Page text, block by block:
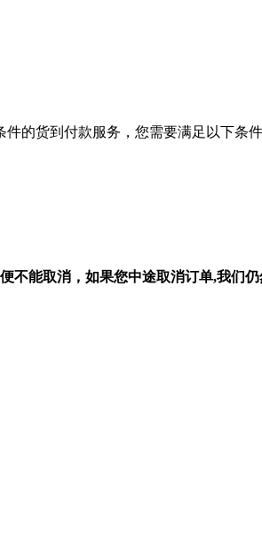
的货到付款服务，您需要满足以下条件
不能取消，如果您中途取消订单,我们